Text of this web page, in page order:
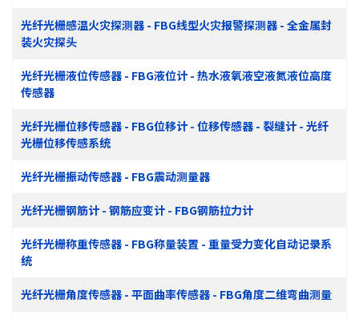
光纤光栅感温火灾探测器 - FBG线型火灾报警探测器 - 全金属封
装火灾探头
光纤光栅液位传感器 - FBG液位计 - 热水液氧液空液氮液位高度
传感器
光纤光栅位移传感器 - FBG位移计 - 位移传感器 - 裂缝计 - 光纤
光栅位移传感系统
光纤光栅振动传感器 - FBG震动测量器
光纤光栅钢筋计 - 钢筋应变计 - FBG钢筋拉力计
光纤光栅称重传感器 - FBG称量装置 - 重量受力变化自动记录系
统
光纤光栅角度传感器 - 平面曲率传感器 - FBG角度二维弯曲测量